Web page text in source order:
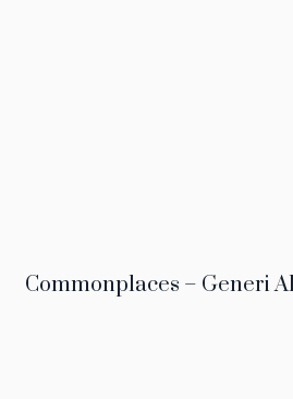
Commonplaces – Generi